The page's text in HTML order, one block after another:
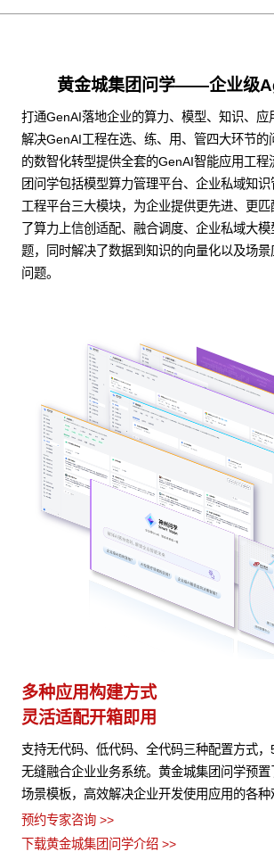
黄金城集团问学——企业级
打通GenAI落地企业的算力、模型、知识、应
解决GenAI工程在选、练、用、管四大环节的
的数智化转型提供全套的GenAI智能应用工程
团问学包括模型算力管理平台、企业私域知
工程平台三大模块，为企业提供更先进、更
了算力上信创适配、融合调度、企业私域大模
题，同时解决了数据到知识的向量化以及场
问题。
多种应用构建方式
灵活适配开箱即用
支持无代码、低代码、全代码三种配置方式，
无缝融合企业业务系统。黄金城集团问学预置
场景模板，高效解决企业开发使用应用的各种
预约专家咨询 >>
下载黄金城集团问学介绍 >>